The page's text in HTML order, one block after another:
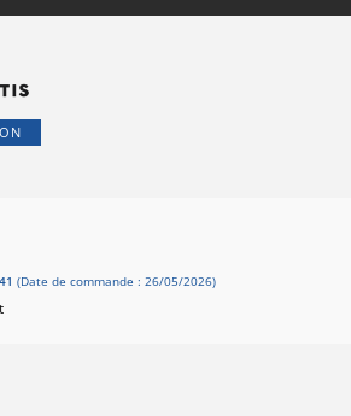
(Date de commande : 26/05/2026)